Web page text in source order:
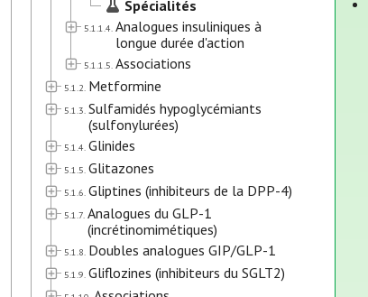
Spécialités
5.1.1.4. Analogues insuliniques à
longue durée d'action
5.1.1.5. Associations
5.1.2. Metformine
5.1.3. Sulfamidés hypoglycémiants
(sulfonylurées)
5.1.4. Glinides
5.1.5. Glitazones
5.1.6. Gliptines (inhibiteurs de la DPP-4)
5.1.7. Analogues du GLP-1
(incrétinomimétiques)
5.1.8. Doubles analogues GIP/GLP-1
5.1.9. Gliflozines (inhibiteurs du SGLT2)